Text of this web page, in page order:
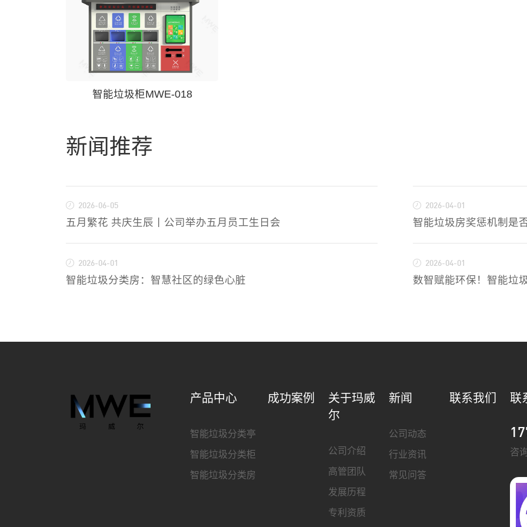
智能垃圾柜MWE-018
新闻推荐
2026-06-05
五月繁花 共庆生辰丨公司举办五月员工生日会
2026-04-01
智能垃圾房奖惩机制是
2026-04-01
智能垃圾分类房：智慧社区的绿色心脏
2026-04-01
数智赋能环保！智能垃
产品中心
智能垃圾分类亭
智能垃圾分类柜
智能垃圾分类房
成功案例
关于玛威
尔
公司介绍
高管团队
发展历程
专利资质
新闻
公司动态
行业资讯
常见问答
联系我们 联
咨